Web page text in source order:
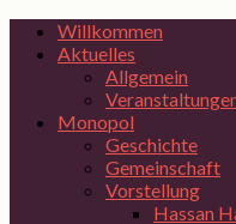
Willkommen
Aktuelles
Allgemein
Monopol
Geschichte
Gemeinschaft
Vorstellung
Hassan